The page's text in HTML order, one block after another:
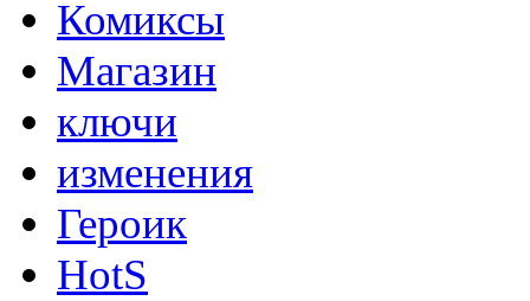
Комиксы
Магазин
ключи
изменения
Героик
HotS